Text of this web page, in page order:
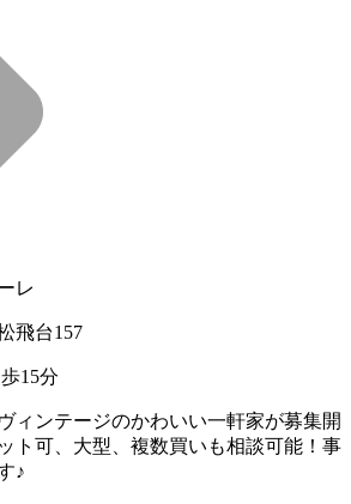
レ
飛台157
15分
ィンテージのかわいい一軒家が募集開
ト可、大型、複数買いも相談可能！事
♪